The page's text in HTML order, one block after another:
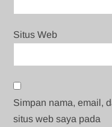
Situs Web
Simpan nama, email,
situs web saya pada